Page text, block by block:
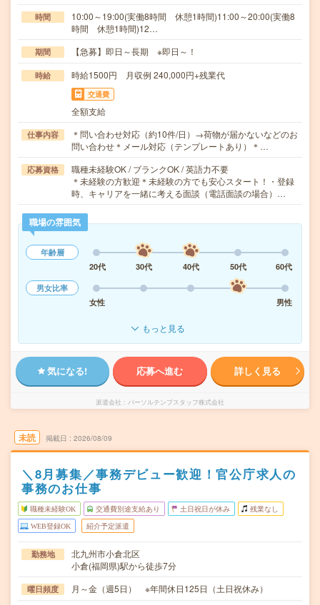
時間
10:00～19:00(実働8時間 休憩1時間)11:00～20:00(実働8
時間 休憩1時間)12…
期間 【急募】即日～長期 ※即日～！
時給 時給1500円 月収例 240,000円+残業代
交通費
全額支給
仕事内容
＊問い合わせ対応（約10件/日）→荷物が届かないなどのお
問い合わせ＊メール対応（テンプレートあり）＊…
応募資格
職種未経験OK / ブランクOK / 英語力不要
＊未経験の方歓迎＊未経験の方でも安心スタート！・登録
時、キャリアを一緒に考える面談（電話面談の場合）…
職場の雰囲気
年齢層
20代
30代 40代 50代
60代
男女比率
女性
男性
もっと見る
気になる! 応募へ進む 詳しく見る
派遣会社 パーソルテンプスタッフ株式会社
未読 掲載日 2026/08/09
＼8月募集／事務デビュー歓迎！官公庁求人の
事務のお仕事
職種未経験OK 交通費別途支給あり 土日祝日が休み 残業なし
WEB登録OK 紹介予定派遣
勤務地
北九州市小倉北区
小倉(福岡県)駅から徒歩7分
曜日頻度 月～金（週5日） ※年間休日125日（土日祝休み）